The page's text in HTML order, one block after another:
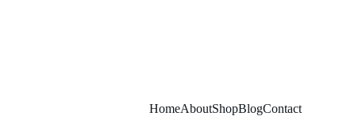
HomeAboutShopBlogContact